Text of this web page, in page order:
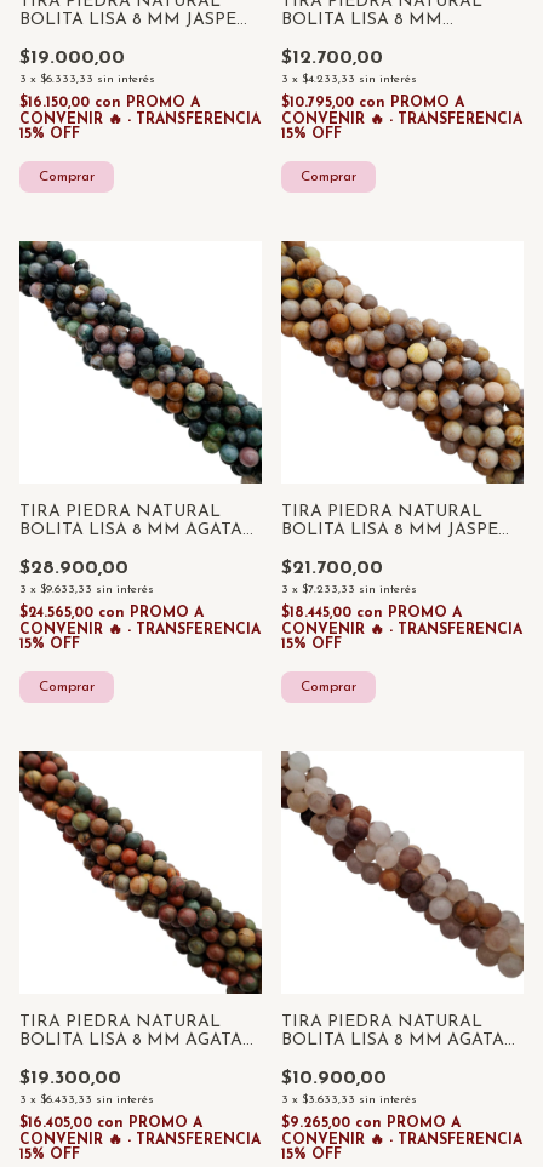
BOLITA LISA 8 MM JASPE
$19.000,00
3 x $6.333,33 sin interés
$16.150,00 con PROMO A
CONVENIR 🔥 - TRANSFERENCIA
15% OFF
BOLITA LISA 8 MM
$12.700,00
3 x $4.233,33 sin interés
$10.795,00 con PROMO A
CONVENIR 🔥 - TRANSFERENCIA
15% OFF
TIRA PIEDRA NATURAL
BOLITA LISA 8 MM AGATA
$28.900,00
3 x $9.633,33 sin interés
$24.565,00 con PROMO A
CONVENIR 🔥 - TRANSFERENCIA
15% OFF
TIRA PIEDRA NATURAL
BOLITA LISA 8 MM JASPE
$21.700,00
3 x $7.233,33 sin interés
$18.445,00 con PROMO A
CONVENIR 🔥 - TRANSFERENCIA
15% OFF
TIRA PIEDRA NATURAL
BOLITA LISA 8 MM AGATA
$19.300,00
3 x $6.433,33 sin interés
$16.405,00 con PROMO A
CONVENIR 🔥 - TRANSFERENCIA
15% OFF
TIRA PIEDRA NATURAL
BOLITA LISA 8 MM AGATA
$10.900,00
3 x $3.633,33 sin interés
$9.265,00 con PROMO A
CONVENIR 🔥 - TRANSFERENCIA
15% OFF